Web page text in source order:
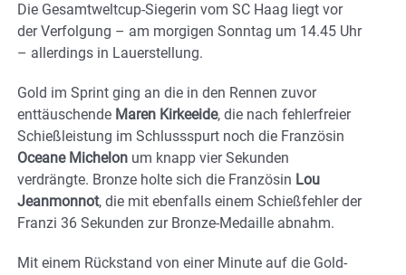
Die Gesamtweltcup-Siegerin vom SC Haag liegt vor
der Verfolgung – am morgigen Sonntag um 14.45 Uhr
– allerdings in Lauerstellung.
Gold im Sprint ging an die in den Rennen zuvor
enttäuschende Maren Kirkeeide, die nach fehlerfreier
Schießleistung im Schlussspurt noch die Französin
Oceane Michelon um knapp vier Sekunden
verdrängte. Bronze holte sich die Französin Lou
Jeanmonnot, die mit ebenfalls einem Schießfehler der
Franzi 36 Sekunden zur Bronze-Medaille abnahm.
Mit einem Rückstand von einer Minute auf die Gold-